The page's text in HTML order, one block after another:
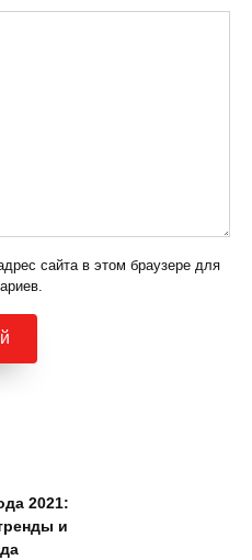
сайта в этом браузере для
2021:
и